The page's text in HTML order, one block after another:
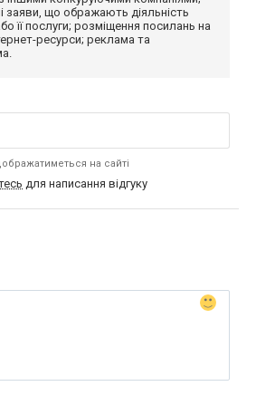
заяви, що ображають діяльність
її послуги; розміщення посилань на
ресурси; реклама та
на сайті
для написання відгуку